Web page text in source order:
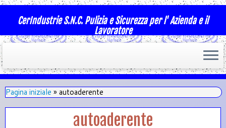
CerIndustrie S.N.C. Pulizia e Sicurezza per l' Azienda e il
Lavoratore
Pagina iniziale » autoaderente
autoaderente